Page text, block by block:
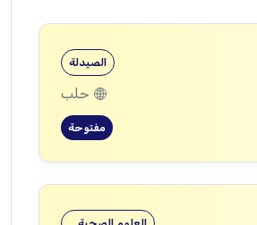
الصيدلة
حلب
مفتوحة